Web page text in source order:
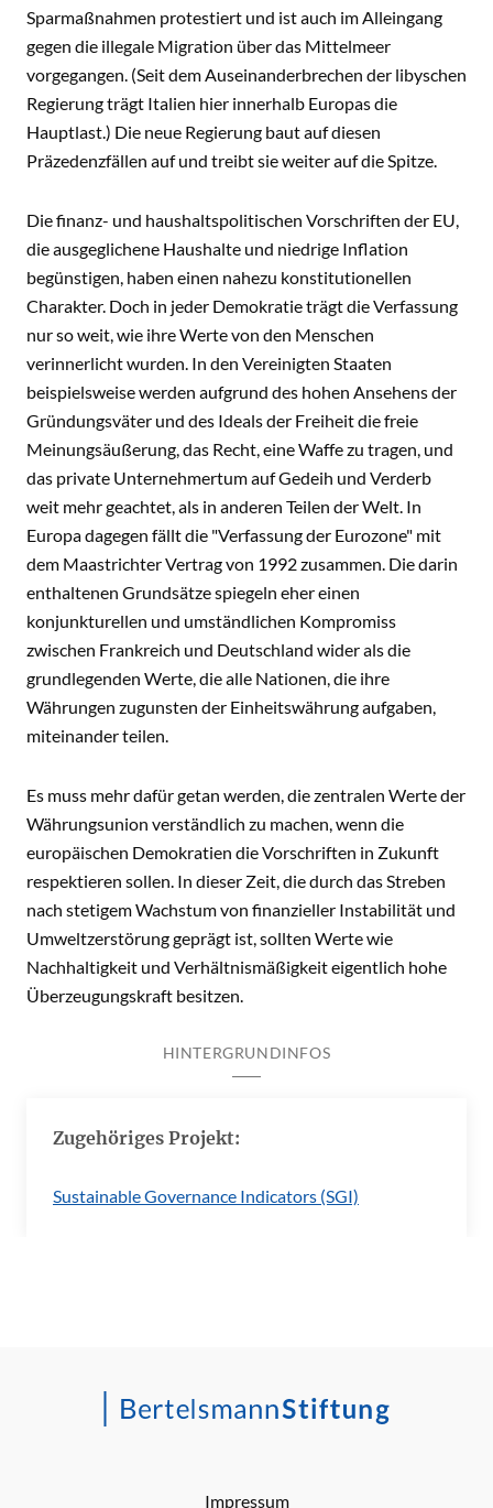
Sparmaßnahmen protestiert und ist auch im Alleingang
gegen die illegale Migration über das Mittelmeer
vorgegangen. (Seit dem Auseinanderbrechen der libyschen
Regierung trägt Italien hier innerhalb Europas die
Hauptlast.) Die neue Regierung baut auf diesen
Präzedenzfällen auf und treibt sie weiter auf die Spitze.
Die finanz- und haushaltspolitischen Vorschriften der EU,
die ausgeglichene Haushalte und niedrige Inflation
begünstigen, haben einen nahezu konstitutionellen
Charakter. Doch in jeder Demokratie trägt die Verfassung
nur so weit, wie ihre Werte von den Menschen
verinnerlicht wurden. In den Vereinigten Staaten
beispielsweise werden aufgrund des hohen Ansehens der
Gründungsväter und des Ideals der Freiheit die freie
Meinungsäußerung, das Recht, eine Waffe zu tragen, und
das private Unternehmertum auf Gedeih und Verderb
weit mehr geachtet, als in anderen Teilen der Welt. In
Europa dagegen fällt die "Verfassung der Eurozone" mit
dem Maastrichter Vertrag von 1992 zusammen. Die darin
enthaltenen Grundsätze spiegeln eher einen
konjunkturellen und umständlichen Kompromiss
zwischen Frankreich und Deutschland wider als die
grundlegenden Werte, die alle Nationen, die ihre
Währungen zugunsten der Einheitswährung aufgaben,
miteinander teilen.
Es muss mehr dafür getan werden, die zentralen Werte der
Währungsunion verständlich zu machen, wenn die
europäischen Demokratien die Vorschriften in Zukunft
respektieren sollen. In dieser Zeit, die durch das Streben
nach stetigem Wachstum von finanzieller Instabilität und
Umweltzerstörung geprägt ist, sollten Werte wie
Nachhaltigkeit und Verhältnismäßigkeit eigentlich hohe
Überzeugungskraft besitzen.
HINTERGRUNDINFOS
Zugehöriges Projekt:
Sustainable Governance Indicators (SGI)
Impressum